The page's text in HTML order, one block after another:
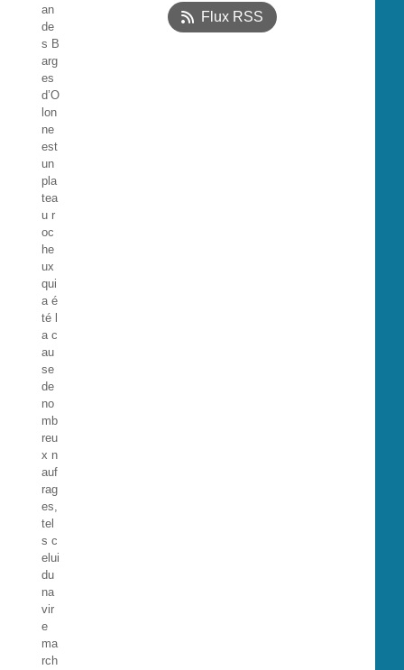
an
de
s B
arg
es
d’O
lon
ne
est
un
pla
tea
u r
oc
he
ux
qui
a é
té l
a c
au
se
de
no
mb
reu
x n
auf
rag
es,
tel
s c
elui
du
na
vir
e
ma
rch
Flux RSS